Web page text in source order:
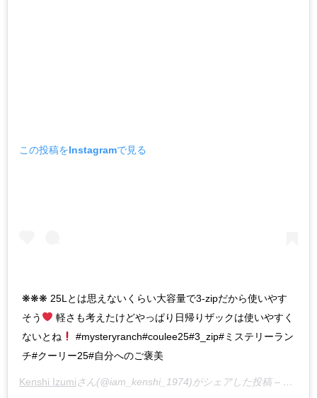
この投稿をInstagramで見る
❋❋❋ 25Lとは思えないくらい大容量で3-zipだから使いやす
そう
軽さも考えたけどやっぱり日帰りザックは使いやすく
ないとね
#mysteryranch#coulee25#3_zip#ミステリーラン
チ#クーリー25#自分へのご褒美
Kenshi Izumiさん(@iam_kenshi_1974)がシェアした投稿 – 2019